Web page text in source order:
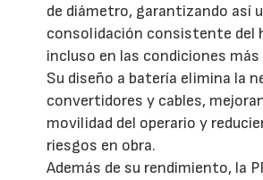
de diámetro, garantizando así
consolidación consistente del
incluso en las condiciones
Su diseño a batería elimina la
convertidores y cables,
movilidad del operario y
riesgos en obra.
Además de su rendimiento, la